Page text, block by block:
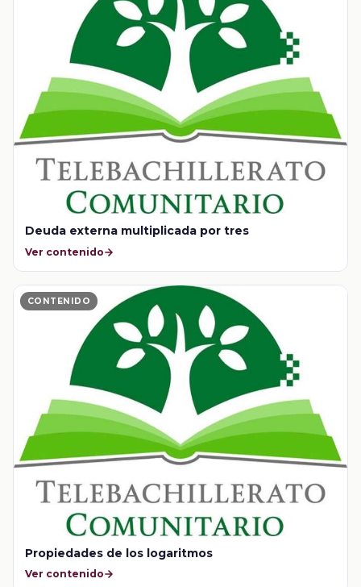
Deuda externa multiplicada por tres
Ver contenido
CONTENIDO
Propiedades de los logaritmos
Ver contenido